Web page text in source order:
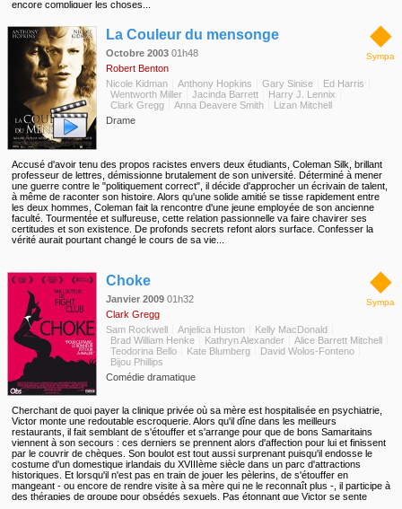
encore compliquer les choses...
◆
Sympa
La Couleur du mensonge
Octobre 2003 01h48
Robert Benton
Nicole Kidman
Anthony Hopkins Gary Sinise
Ed Harris
Wentworth Miller
Jacinda Barrett
Harry J. Lennix
Clark Gregg
Anna Deavere Smith
Lizan Mitchell
Drame
Accusé d'avoir tenu des propos racistes envers deux étudiants, Coleman Silk, brillant
professeur de lettres, démissionne brutalement de son université. Déterminé à mener
une guerre contre le "politiquement correct", il décide d'approcher un écrivain de talent,
à même de raconter son histoire. Alors qu'une solide amitié se tisse rapidement entre
les deux hommes, Coleman fait la rencontre d'une jeune employée de son ancienne
faculté. Tourmentée et sulfureuse, cette relation passionnelle va faire chavirer ses
certitudes et son existence. De profonds secrets refont alors surface. Confesser la
vérité aurait pourtant changé le cours de sa vie...
◆
Sympa
Choke
Janvier 2009 01h32
Clark Gregg
Sam Rockwell
Anjelica Huston
Kelly MacDonald
Brad William Henke
Kathryn Alexander
Alice Barrett Mitchell
Teodorina Bello
Kate Blumberg
David Wolos-Fonteno
Bijou Phillips
Comédie dramatique
Cherchant de quoi payer la clinique privée où sa mère est hospitalisée en psychiatrie,
Victor monte une redoutable escroquerie. Alors qu'il dîne dans les meilleurs
restaurants, il fait semblant de s'étouffer et s'arrange pour que de bons Samaritains
viennent à son secours : ces derniers se prennent alors d'affection pour lui et finissent
par le couvrir de chèques. Son boulot est tout aussi surprenant puisqu'il endosse le
costume d'un domestique irlandais du XVIIIème siècle dans un parc d'attractions
historiques. Et lorsqu'il n'est pas en train de jouer les pèlerins, de s'étouffer en
mangeant - ou encore de rendre visite à sa mère qui ne le reconnaît plus -, il participe à
des thérapies de groupe pour obsédés sexuels. Pas étonnant que Victor se sente